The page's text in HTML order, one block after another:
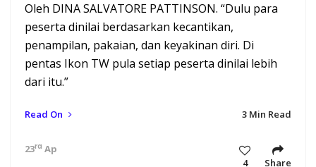
Oleh DINA SALVATORE PATTINSON. “Dulu para
peserta dinilai berdasarkan kecantikan,
penampilan, pakaian, dan keyakinan diri. Di
pentas Ikon TW pula setiap peserta dinilai lebih
dari itu.”
Read On 3 Min Read
23rd Apr 18 12:20 pm
4
Share